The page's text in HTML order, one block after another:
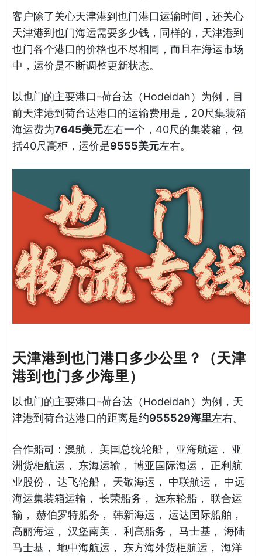
客户除了关心天津港到也门港口运输时间，还关心
天津港到也门海运需要多少钱，同样的，天津港到
也门各个港口的价格也不尽相同，而且在海运市场
中，运价是不断调整更新状态。
以也门的主要港口-荷台达（Hodeidah）为例，目
前天津港到荷台达港口的运输费用是，20尺集装箱
海运费为7645美元左右一个，40尺的集装箱，包
括40尺高柜，运价是9555美元左右。
天津港到也门港口多少公里？（天津
港到也门多少海里）
以也门的主要港口-荷台达（Hodeidah）为例，天
津港到荷台达港口的距离是约955529海里左右。
合作船司：澳航， 美国总统轮船， 亚海航运， 亚
洲货柜航运， 东海运输， 博亚国际海运， 正利航
业股份， 达飞轮船， 天敬海运， 中联航运， 中远
海运集装箱运输， 长荣船务， 远东轮船， 联合运
输， 赫伯罗特船务， 韩新海运， 运达国际船舶，
高丽海运， 汉堡南美， 利高船务， 马士基， 海陆
马士基， 地中海航运， 东方海外货柜航运， 海洋